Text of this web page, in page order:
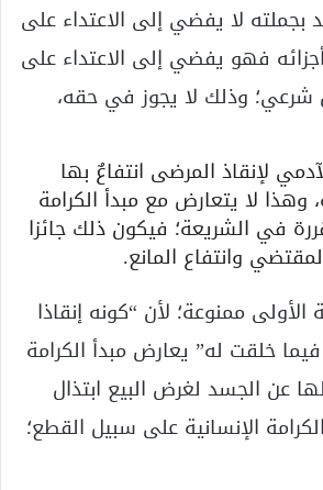
بجملته لا يفضي إلى الاعتداء على
أجزائه فهو يفضي إلى الاعتداء على
وذلك لا يجوز في حقه،
لإنقاذ المرضى انتفاعٌ بها
وهذا لا يتعارض مع مبدأ الكرامة
في الشريعة؛ فيكون ذلك جائزا
وانتفاع المانع.
ممنوعة؛ لأن “كونه إنقاذا
خلقت له” يعارض مبدأ الكرامة
عن الجسد لغرض البيع ابتذال
الإنسانية على سبيل القطع؛